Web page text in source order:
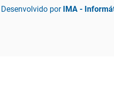
Desenvolvido por IMA -